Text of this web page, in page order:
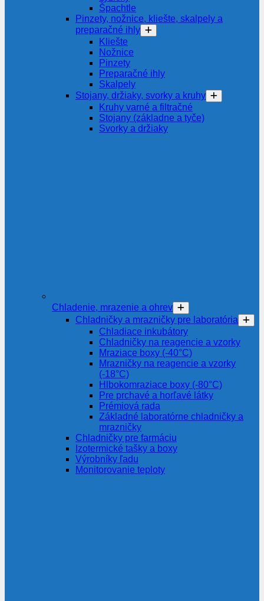
Špachtle
Pinzety, nožnice, kliešte, skalpely a
preparačné ihly
Kliešte
Nožnice
Pinzety
Preparačné ihly
Skalpely
Stojany, držiaky, svorky a kruhy
Kruhy varné a filtračné
Stojany (základne a tyče)
Svorky a držiaky
Chladenie, mrazenie a ohrev
Chladničky a mrazničky pre laboratória
Chladiace inkubátory
Chladničky na reagencie a vzorky
Mraziace boxy (-40°C)
Mrazničky na reagencie a vzorky
(-18°C)
Hlbokomraziace boxy (-80°C)
Pre prchavé a horľavé látky
Prémiová rada
Základné laboratórne chladničky a
mrazničky
Chladničky pre farmáciu
Izotermické tašky a boxy
Výrobníky ľadu
Monitorovanie teploty